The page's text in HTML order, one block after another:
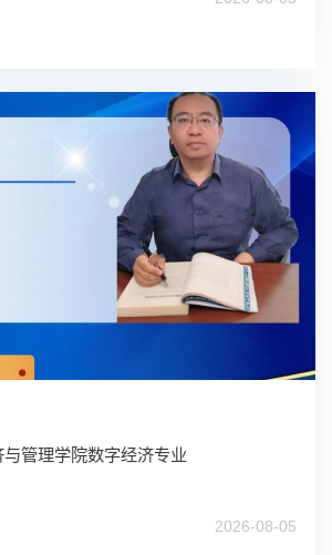
管理学院数字经济专业
2026-08-05